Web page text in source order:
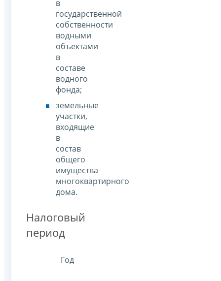
в
государственной
собственности
водными
объектами
в
составе
водного
фонда;
земельные
участки,
входящие
в
состав
общего
имущества
многоквартирного
дома.
Налоговый
период
Год